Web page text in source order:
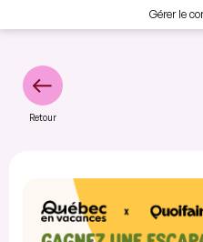
Gérer le
Retour